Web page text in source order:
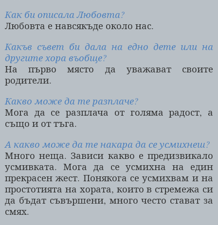
Как би описала Любовта?
Любовта е навсякъде около нас.
Какъв съвет би дала на едно дете или на
другите хора въобще?
На първо място да уважават своите
родители.
Какво може да те разплаче?
Мога да се разплача от голяма радост, а
също и от тъга.
А какво може да те накара да се усмихнеш?
Много неща. Зависи какво е предизвикало
усмивката. Мога да се усмихна на един
прекрасен жест. Понякога се усмихвам и на
простотията на хората, които в стремежа си
да бъдат съвършени, много често стават за
смях.